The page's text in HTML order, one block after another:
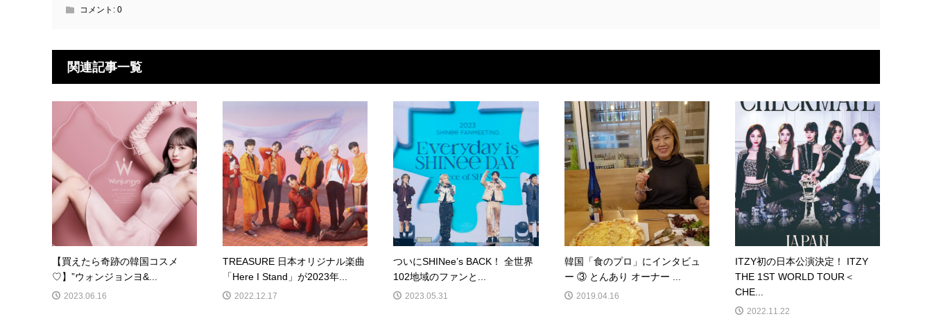
コメント: 0
関連記事一覧
【買えたら奇跡の韓国コスメ
♡】”ウォンジョンヨ&...
2023.06.16
TREASURE 日本オリジナル楽曲
「Here I Stand」が2023年...
2022.12.17
ついにSHINee’s BACK！ 全世界
102地域のファンと...
2023.05.31
韓国「食のプロ」にインタビュ
ー ③ とんあり オーナー ...
2019.04.16
ITZY初の日本公演決定！ ITZY
THE 1ST WORLD TOUR＜
CHE...
2022.11.22